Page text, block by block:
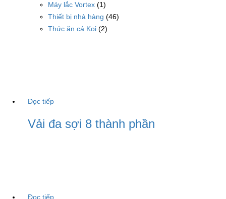
Máy lắc Vortex (1)
Thiết bị nhà hàng (46)
Thức ăn cá Koi (2)
Đọc tiếp
Vải đa sợi 8 thành phần
Đọc tiếp